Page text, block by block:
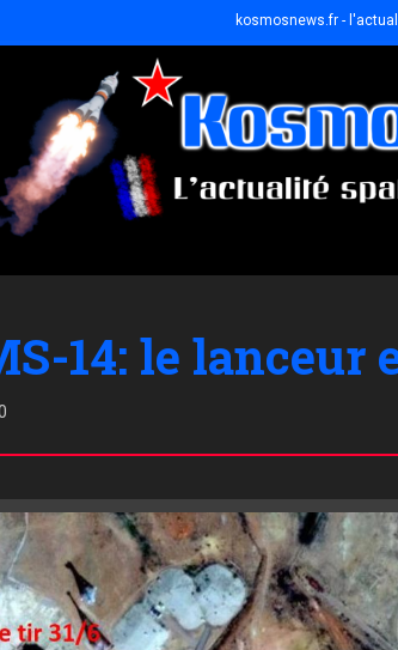
kosmosnews.fr -
14: le lanceur